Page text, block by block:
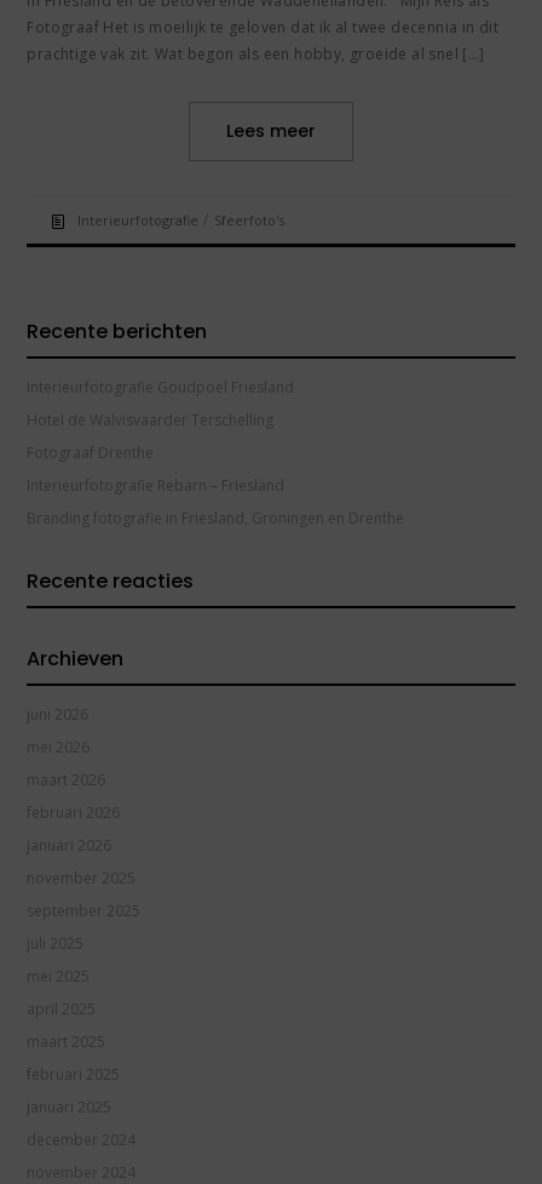
Fotograaf Het is moeilijk te geloven dat ik al twee decennia in dit
prachtige vak zit. Wat begon als een hobby, groeide al snel […]
Lees meer
Interieurfotografie / Sfeerfoto's
Recente berichten
Interieurfotografie Goudpoel Friesland
Hotel de Walvisvaarder Terschelling
Fotograaf Drenthe
Interieurfotografie Rebarn – Friesland
Branding fotografie in Friesland, Groningen en Drenthe
Recente reacties
Archieven
juni 2026
mei 2026
maart 2026
februari 2026
januari 2026
november 2025
september 2025
juli 2025
mei 2025
april 2025
maart 2025
februari 2025
januari 2025
december 2024
november 2024